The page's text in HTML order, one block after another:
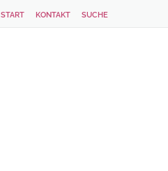
START KONTAKT SUCHE